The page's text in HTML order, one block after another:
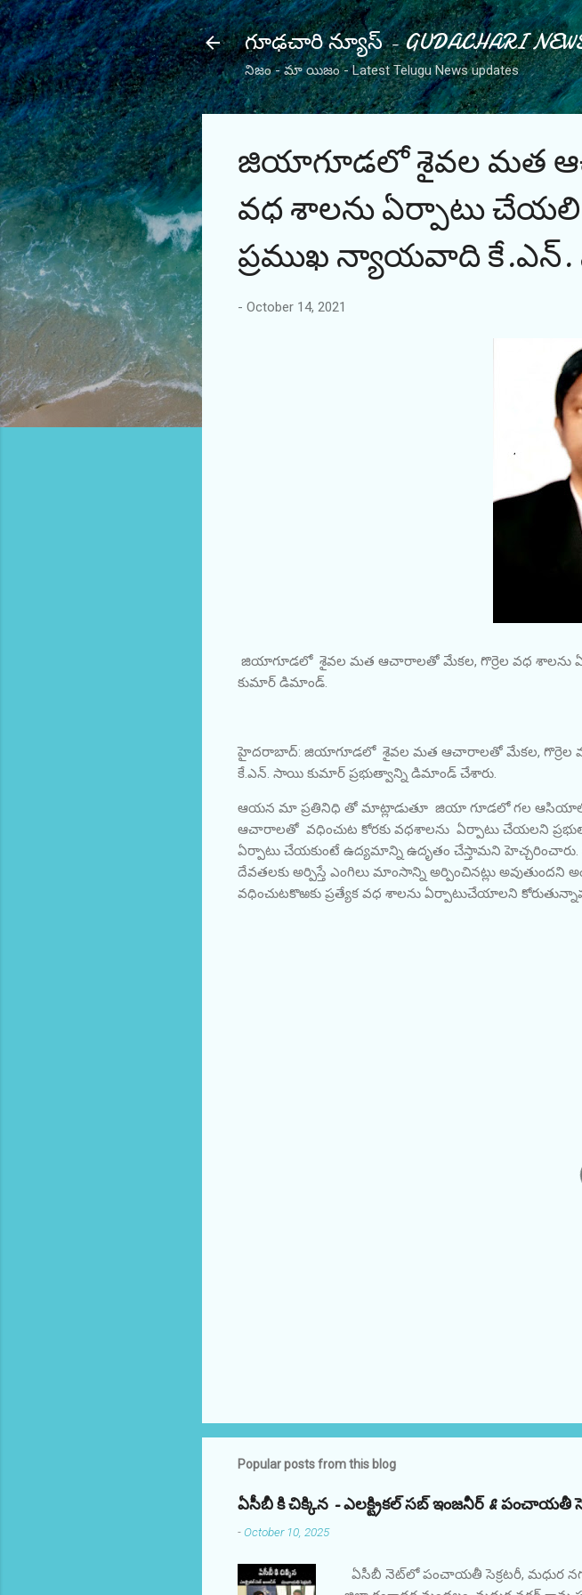
Skip to
గూఢచారి న్యూస్ - GUDACHARI
నిజం - మా యిజం - Latest Telugu News updates
జియాగూడలో శైవల మత
వధ శాలను ఏర్పాటు చేయలి-
ప్రముఖ న్యాయవాది
- October 14, 2021
జియాగూడలో శైవల మత ఆచారాలతో మేకల, గొర్రెల వధ శాలను
కుమార్ డిమాండ్.
హైదరాబాద్: జియాగూడలో శైవల మత ఆచారాలతో మేకల, గొర్రెల వధ
కే.ఎన్. సాయి కుమార్ ప్రభుత్వాన్ని డిమాండ్ చేశారు.
ఆయన మా ప్రతినిధి తో మాట్లాడుతూ జియా గూడలో గల ఆసియాలో
ఆచారాలతో వధించుట కోరకు వధశాలను ఏర్పాటు చేయలని
ఏర్పాటు చేయకుంటే ఉద్యమాన్ని ఉదృతం చేస్తామని
దేవతలకు అర్పిస్తే ఎంగిలు మాంసాన్ని అర్పించినట్లు
వధించుటకొఱకు ప్రత్యేక వధ శాలను ఏర్పాటుచేయాలని
Popular posts from this blog
ఏసీబీ కి చిక్కిన - ఎలక్ట్రికల్ సబ్ ఇంజనీర్ & పంచాయతీ
-October 10, 2025
ఏసీబీ నెట్‌లో పంచాయతీ సెక్రటరీ, మధుర